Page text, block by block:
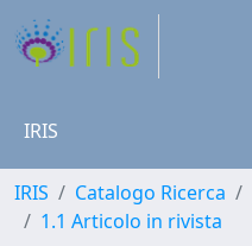
IRIS
IRIS Catalogo Ricerca
1.1 Articolo in rivista